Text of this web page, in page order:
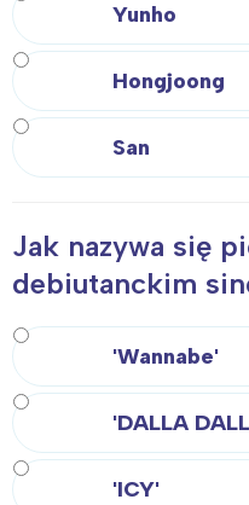
Yunho
Hongjoong
San
Jak nazywa się
debiutanckim
'Wannabe'
'DALLA
'ICY'